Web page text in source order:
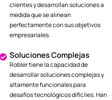
clientes y desarrollan soluciones a
medida que se alinean
perfectamente con sus objetivos
empresariales.
Soluciones Complejas
Robler tiene la capacidad de
desarrollar soluciones complejas y
altamente funcionales para
desafíos tecnológicos difíciles. Han